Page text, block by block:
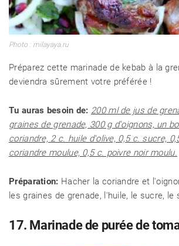
Photo : milayaya.ru
Préparez cette marinade de kebab à la
deviendra sûrement votre préférée !
Tu auras besoin de: 200 ml de jus de
graines de grenade, 300 g d'oignons, un
coriandre, 2 c. huile d'olive, 0,5 c. sucre,
coriandre moulue, 0,5 c. poivre noir moulu.
Préparation: Hacher la coriandre et
les graines de grenade, l'huile, le sucre, le
17. Marinade de purée de